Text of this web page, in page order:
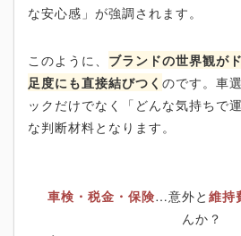
な安心感」が強調されます。
このように、 ブランドの世界観が
足度にも直接結びつく のです。車
ックだけでなく「どんな気持ちで
な判断材料となります。
車検・税金・保険…意外と 維持
んか？